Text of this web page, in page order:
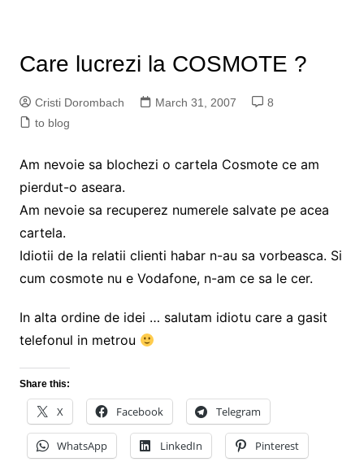
Care lucrezi la COSMOTE ?
Cristi Dorombach March 31, 2007
8
to blog
Am nevoie sa blochezi o cartela Cosmote ce am
pierdut-o aseara.
Am nevoie sa recuperez numerele salvate pe acea
cartela.
Idiotii de la relatii clienti habar n-au sa vorbeasca. Si
cum cosmote nu e Vodafone, n-am ce sa le cer.
In alta ordine de idei … salutam idiotu care a gasit
telefonul in metrou
Share this:
X Facebook Telegram
WhatsApp LinkedIn Pinterest